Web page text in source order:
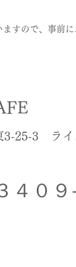
すので、事前
3-25-3 ライ
４０９